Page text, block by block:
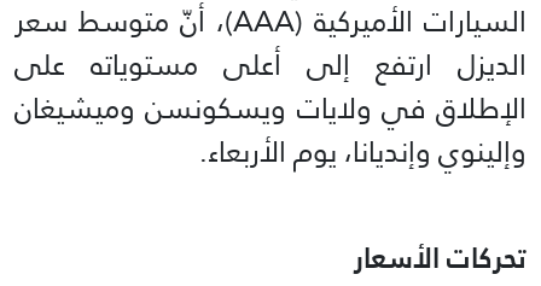
السيارات الأميركية (AAA)، أنّ متوسط سعر
الديزل ارتفع إلى أعلى مستوياته على
الإطلاق في ولايات ويسكونسن وميشيغان
وإلينوي وإنديانا، يوم الأربعاء.
تحركات الأسعار